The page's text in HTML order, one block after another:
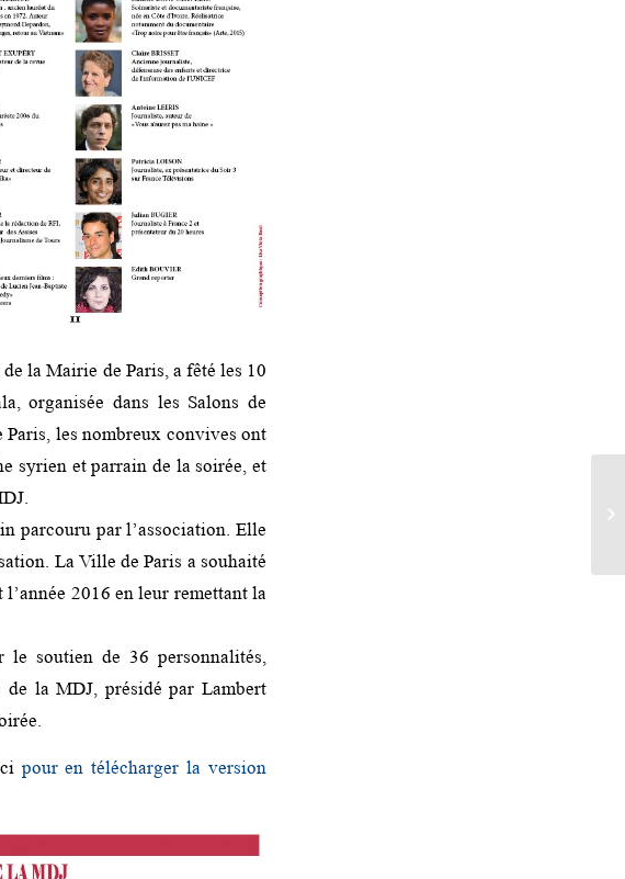
la Mairie de Paris, a fêté les 10
organisée dans les Salons de
les nombreux convives ont
syrien et parrain de la soirée, et
parcouru par l’association. Elle
La Ville de Paris a souhaité
2016 en leur remettant la
soutien de 36 personnalités,
de la MDJ, présidé par Lambert
pour en télécharger la version